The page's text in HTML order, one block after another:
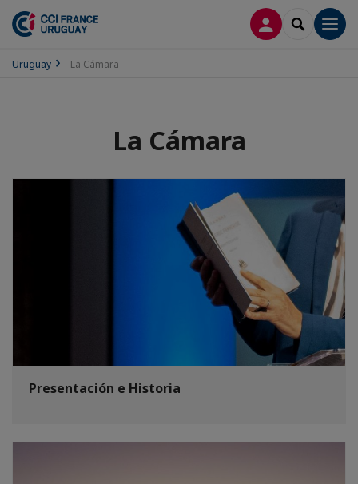
CONECTARSE
SEARCH
Uruguay La Cámara
La Cámara
Presentación e Historia